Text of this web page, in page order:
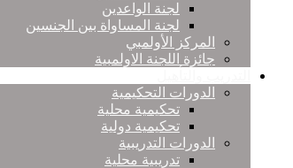
لجنة الواعدين
لجنة المساواة بين الجنسين
المركز الأولمبي
جائزة اللجنة الاولمبية
الدورات التحكيمية
تحكيمية محلية
تحكيمية دولية
الدورات التدريبية
تدريبية محلية